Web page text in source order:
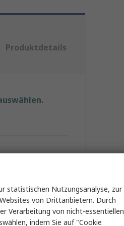
Produktdetails
statistischen Nutzungsanalyse, zur
von Drittanbietern. Durch
Verarbeitung von nicht-essentiellen
indem Sie auf "Cookie